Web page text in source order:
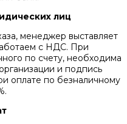
лиц
менеджер выставляет
с НДС. При
по счету, необходима
и подпись
оплате по безналичному